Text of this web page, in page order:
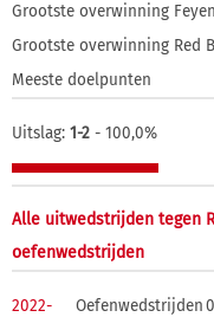
Grootste overwinning
Grootste overwinning Red
Meeste doelpunten
Uitslag: 1-2 - 100,0%
Alle uitwedstrijden tegen
oefenwedstrijden
2022-
Oefenwedstrijden